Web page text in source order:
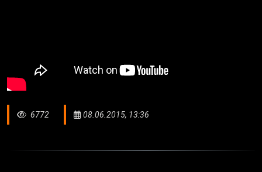
6772 08.06.2015, 13:36